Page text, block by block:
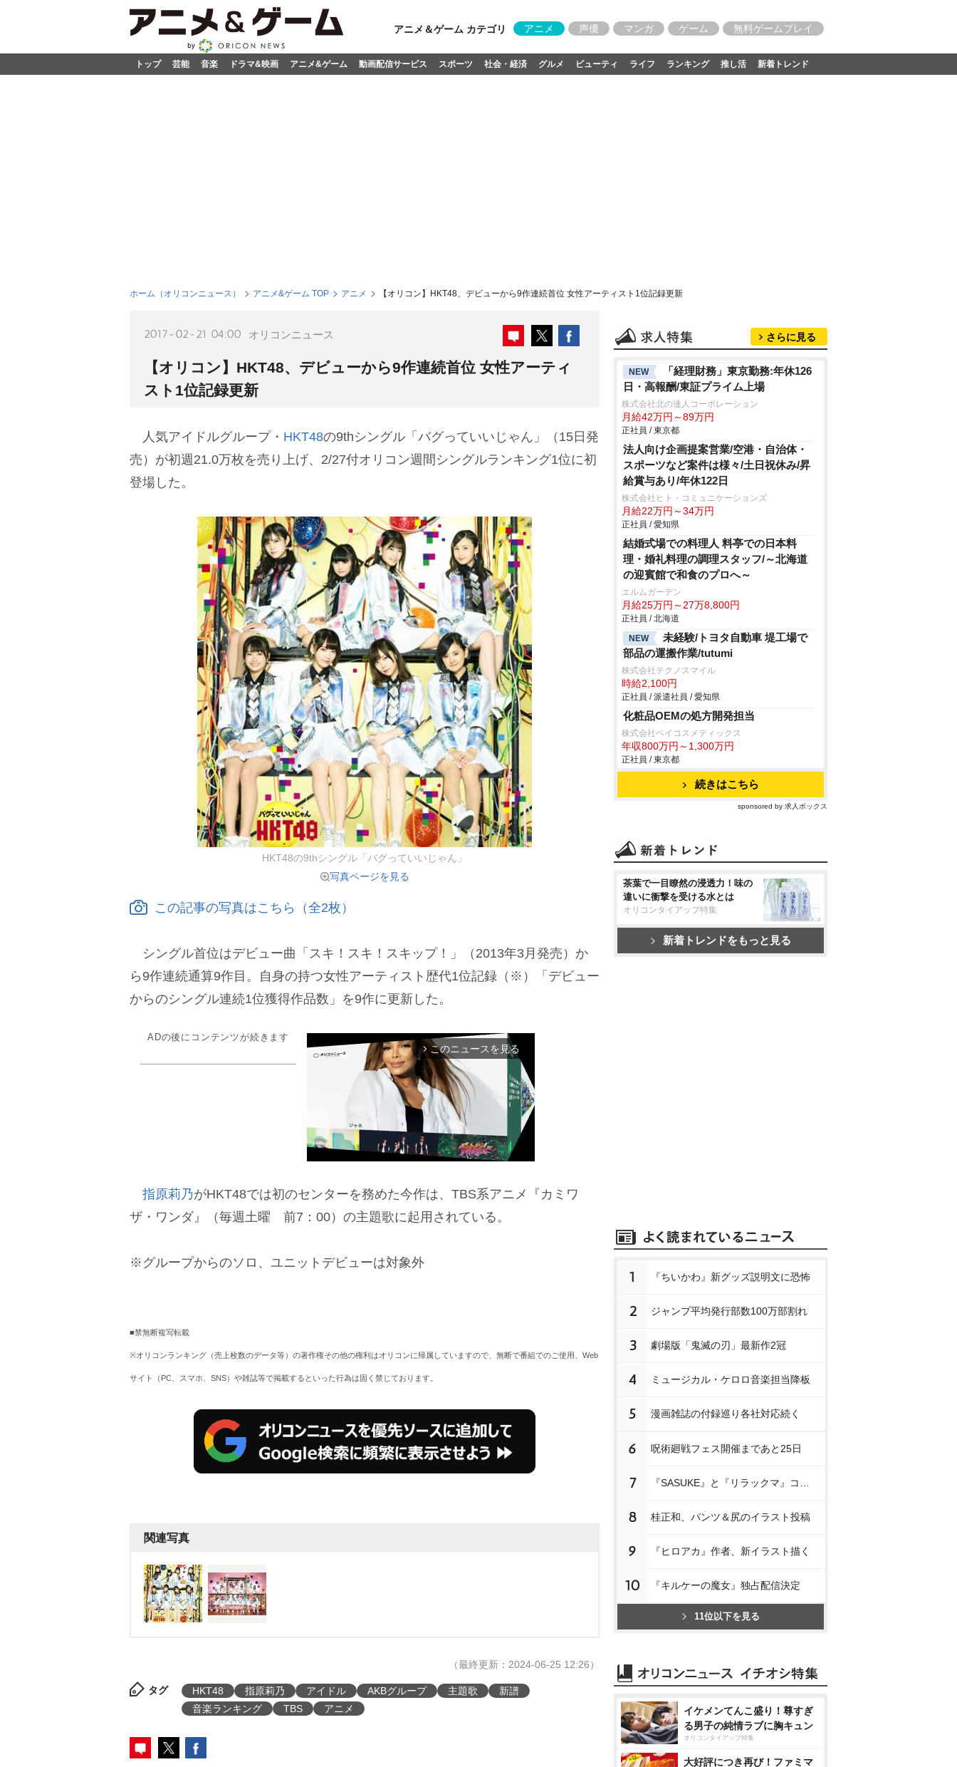
アニメ＆ゲーム カテゴリ アニメ 声優 マンガ ゲーム 無料ゲームプレイ
トップ 芸能 音楽 ドラマ&映画 アニメ&ゲーム 動画配信サービス スポーツ 社会・経済 グルメ ビューティ ライフ ランキング 推し活 新着トレンド
ホーム（オリコンニュース） アニメ&ゲーム TOP アニメ 【オリコン】HKT48、デビューから9作連続首位 女性アーティスト1位記録更新
2017-02-21 04:00 オリコンニュース
【オリコン】HKT48、デビューから9作連続首位 女性アーティ
スト1位記録更新
人気アイドルグループ・ HKT48の9thシングル「バグっていいじゃん」（15日発
売）が初週21.0万枚を売り上げ、2/27付オリコン週間シングルランキング1位に初
登場した。
HKT48の9thシングル「バグっていいじゃん」
写真ページを見る
この記事の写真はこちら（全2枚）
シングル首位はデビュー曲「スキ！スキ！スキップ！」（2013年3月発売）か
ら9作連続通算9作目。自身の持つ女性アーティスト歴代1位記録（※）「デビュー
からのシングル連続1位獲得作品数」を9作に更新した。
ADの後にコンテンツが続きます
arrow_forward_ios このニュースを見る
M
指原莉乃がHKT48では初のセンターを務めた今作は、TBS系アニメ『カミワ
ザ・ワンダ』（毎週土曜 前7：00）の主題歌に起用されている。
※グループからのソロ、ユニットデビューは対象外
■禁無断複写転載
※オリコンランキング（売上枚数のデータ等）の著作権その他の権利はオリコンに帰属していますので、無断で番組でのご使用、Web
サイト（PC、スマホ、SNS）や雑誌等で掲載するといった行為は固く禁じております。
関連写真
（最終更新：2024-06-25 12:26）
タグ HKT48 指原莉乃 アイドル AKBグループ 主題歌
新譜
音楽ランキング
TBS アニメ
さらに見る
NEW
「経理財務」東京勤務:年休126
日・高報酬/東証プライム上場
株式会社北の達人コーポレーション
月給42万円～89万円
正社員 / 東京都
法人向け企画提案営業/空港・自治体・
スポーツなど案件は様々/土日祝休み/昇
給賞与あり/年休122日
株式会社ヒト・コミュニケーションズ
月給22万円～34万円
正社員 / 愛知県
結婚式場での料理人 料亭での日本料
理・婚礼料理の調理スタッフ/～北海道
の迎賓館で和食のプロへ～
エルムガーデン
月給25万円～27万8,800円
正社員 / 北海道
NEW
未経験/トヨタ自動車 堤工場で
部品の運搬作業/tutumi
株式会社テクノスマイル
時給2,100円
正社員 / 派遣社員 / 愛知県
化粧品OEMの処方開発担当
株式会社ベイコスメティックス
年収800万円～1,300万円
正社員 / 東京都
続きはこちら
sponsored by 求人ボックス
茶葉で一目瞭然の浸透力！味の
違いに衝撃を受ける水とは
オリコンタイアップ特集
新着トレンドをもっと見る
1 『ちいかわ』新グッズ説明文に恐怖
2 ジャンプ平均発行部数100万部割れ
3 劇場版「鬼滅の刃」最新作2冠
4 ミュージカル・ケロロ音楽担当降板
5 漫画雑誌の付録巡り各社対応続く
6 呪術廻戦フェス開催まであと25日
7
8 桂正和、パンツ＆尻のイラスト投稿
9 『ヒロアカ』作者、新イラスト描く
10 『キルケーの魔女』独占配信決定
11位以下を見る
イケメンてんこ盛り！尊すぎ
る男子の純情ラブに胸キュン
オリコンタイアップ特集
大好評につき再び！ファミマ